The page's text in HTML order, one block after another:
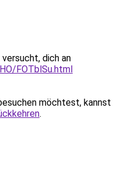
dich an
FOTblSu.html
möchtest, kannst
.